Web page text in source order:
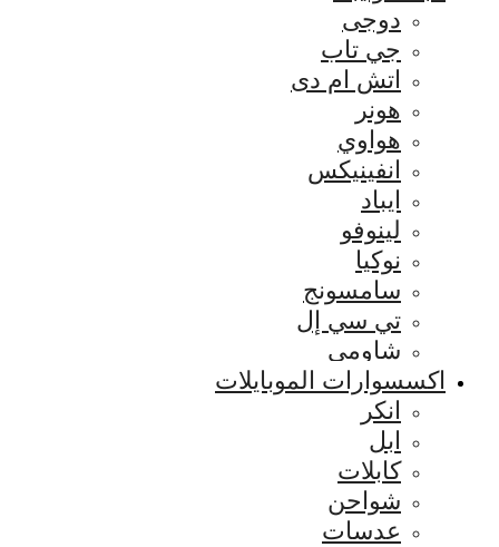
دوجى
جي تاب
اتش ام دى
هونر
هواوي
انفينيكس
ايباد
لينوفو
نوكيا
سامسونج
تي سي إل
شاومي
اكسسوارات الموبايلات
انكر
ابل
كابلات
شواحن
عدسات